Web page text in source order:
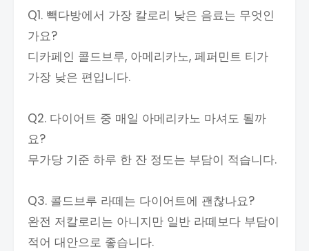
Q1. 빽다방에서 가장 칼로리 낮은 음료는 무엇인
가요?
디카페인 콜드브루, 아메리카노, 페퍼민트 티가
가장 낮은 편입니다.
Q2. 다이어트 중 매일 아메리카노 마셔도 될까
요?
무가당 기준 하루 한 잔 정도는 부담이 적습니다.
Q3. 콜드브루 라떼는 다이어트에 괜찮나요?
완전 저칼로리는 아니지만 일반 라떼보다 부담이
적어 대안으로 좋습니다.